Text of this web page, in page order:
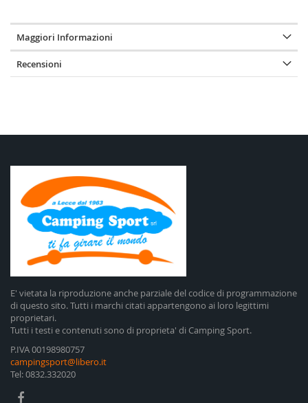
Maggiori Informazioni
Recensioni
E' vietata la riproduzione anche parziale del codice di programmazione
di questo sito. Tutti i marchi citati appartengono ai loro legittimi
proprietari.
Tutti i testi e contenuti sono di proprieta' di Camping Sport.
P.IVA 00198980757
campingsport@libero.it
Tel: 0832.332020